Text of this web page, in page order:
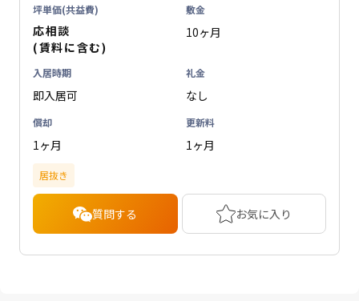
坪単価(共益費)
応相談
(賃料に含む)
敷金
10ヶ月
入居時期
即入居可
礼金
なし
償却
1ヶ月
更新料
1ヶ月
居抜き
質問する お気に入り